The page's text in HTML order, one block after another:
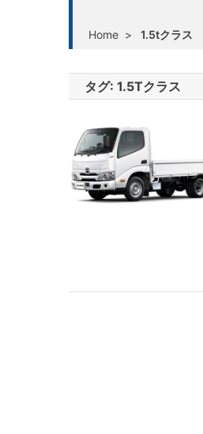
Home > 1.5tクラス
タグ: 1.5Tクラス